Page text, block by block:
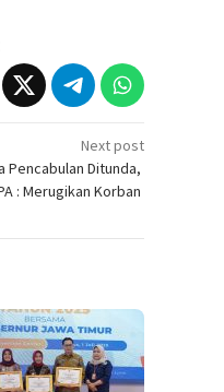
Next post
Pencabulan Ditunda,
: Merugikan Korban